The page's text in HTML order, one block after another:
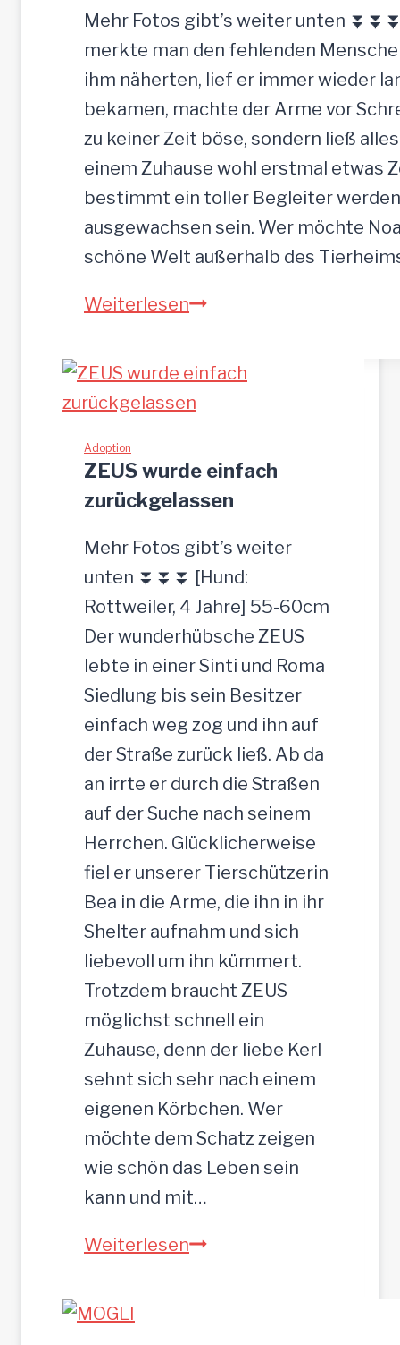
G
n
a
d
e
n
b
r
o
p
a
t
e
s
u
c
t
Mehr Fotos gibt’s weiter unten
merkte man den fehlenden
ihm näherten, lief er immer wieder
bekamen, machte der Arme vor
zu keiner Zeit böse, sondern ließ
einem Zuhause wohl erstmal etwas
bestimmt ein toller Begleiter
ausgewachsen sein. Wer möchte
schöne Welt außerhalb des
WeiterlesenN
A
ü
b
s
c
e
r
J
u
n
g
-
R
ü
d
e
,
3
5
c
m
Adoption
ZEUS wurde einfach
zurückgelassen
Mehr Fotos gibt’s weiter
unten ⏬⏬⏬ [Hund:
Rottweiler, 4 Jahre] 55-60cm
Der wunderhübsche ZEUS
lebte in einer Sinti und Roma
Siedlung bis sein Besitzer
einfach weg zog und ihn auf
der Straße zurück ließ. Ab da
an irrte er durch die Straßen
auf der Suche nach seinem
Herrchen. Glücklicherweise
fiel er unserer Tierschützerin
Bea in die Arme, die ihn in ihr
Shelter aufnahm und sich
liebevoll um ihn kümmert.
Trotzdem braucht ZEUS
möglichst schnell ein
Zuhause, denn der liebe Kerl
sehnt sich sehr nach einem
eigenen Körbchen. Wer
möchte dem Schatz zeigen
wie schön das Leben sein
kann und mit…
WeiterlesenZ